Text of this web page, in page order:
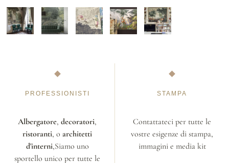
PROFESSIONISTI
Albergatore, decoratori,
ristoranti, o architetti
d'interni,Siamo uno
sportello unico per tutte le
STAMPA
Contattateci per tutte le
vostre esigenze di stampa,
immagini e media kit